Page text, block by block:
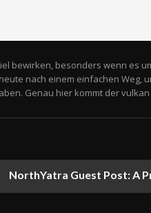
bewirken, besonders wenn es
nach einem einfachen Weg,
Genau hier kommt der vulkan
NorthYatra Guest Post: A